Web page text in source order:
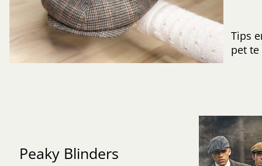
Tips
pet te
Peaky Blinders